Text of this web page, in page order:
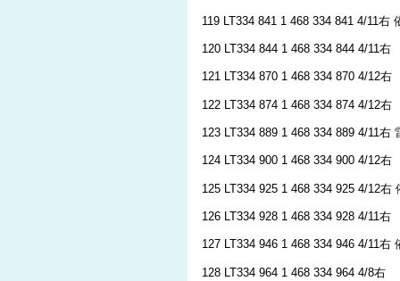
119 LT334 841 1 468 334 841 4/11右
120 LT334 844 1 468 334 844 4/11右
121 LT334 870 1 468 334 870 4/12右
122 LT334 874 1 468 334 874 4/12右
123 LT334 889 1 468 334 889 4/11右
124 LT334 900 1 468 334 900 4/12右
125 LT334 925 1 468 334 925 4/12右
126 LT334 928 1 468 334 928 4/11右
127 LT334 946 1 468 334 946 4/11右
128 LT334 964 1 468 334 964 4/8右